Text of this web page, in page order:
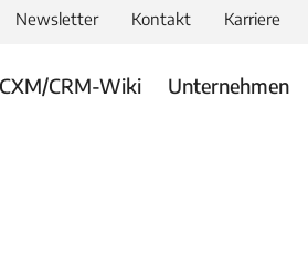
Newsletter Kontakt Karriere
CXM/CRM-Wiki Unternehmen